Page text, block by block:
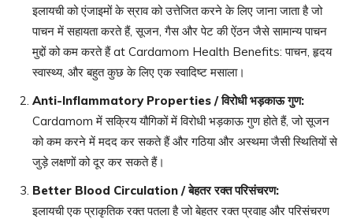
इलायची को एंजाइमों के स्राव को उत्तेजित करने के लिए जाना जाता है जो
पाचन में सहायता करते हैं, सूजन, गैस और पेट की ऐंठन जैसे सामान्य पाचन
मुद्दों को कम करते हैं at Cardamom Health Benefits: पाचन, हृदय
स्वास्थ्य, और बहुत कुछ के लिए एक स्वादिष्ट मसाला।
Anti-Inflammatory Properties /विरोधी भड़काऊ गुण:
Cardamom में सक्रिय यौगिकों में विरोधी भड़काऊ गुण होते हैं, जो सूजन
को कम करने में मदद कर सकते हैं और गठिया और अस्थमा जैसी स्थितियों से
जुड़े लक्षणों को दूर कर सकते हैं।
Better Blood Circulation /बेहतर रक्त परिसंचरण:
इलायची एक प्राकृतिक रक्त पतला है जो बेहतर रक्त प्रवाह और परिसंचरण